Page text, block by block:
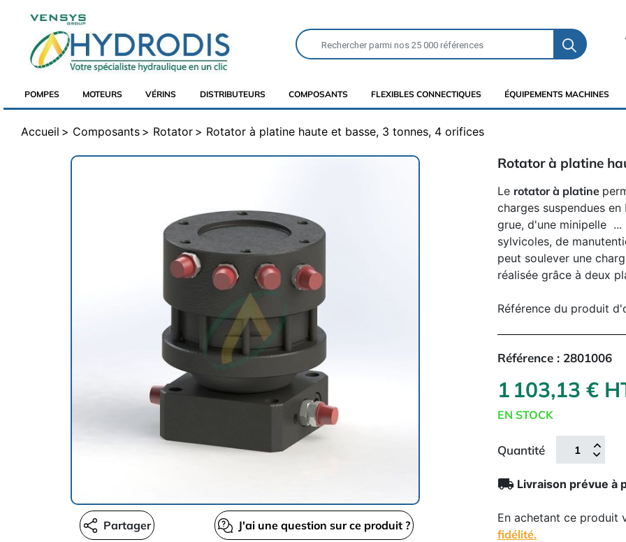
POMPES MOTEURS VÉRINS DISTRIBUTEURS COMPOSANTS FLEXIBLES CONNECTIQUES ÉQUIPEMENTS MACHINES
Accueil Composants Rotator Rotator à platine haute et basse, 3 tonnes, 4 orifices
J'ai une question sur ce produit ?
Partager
Rotator à platine
Le rotator à platine
charges suspendues
grue, d'une minipelle
sylvicoles, de
peut soulever une
réalisée grâce à deux
Référence du produit
Référence : 2801006
1 103,13 €
EN STOCK
Quantité
local_shipping Livraison prévue à
En achetant ce produit
fidélité.